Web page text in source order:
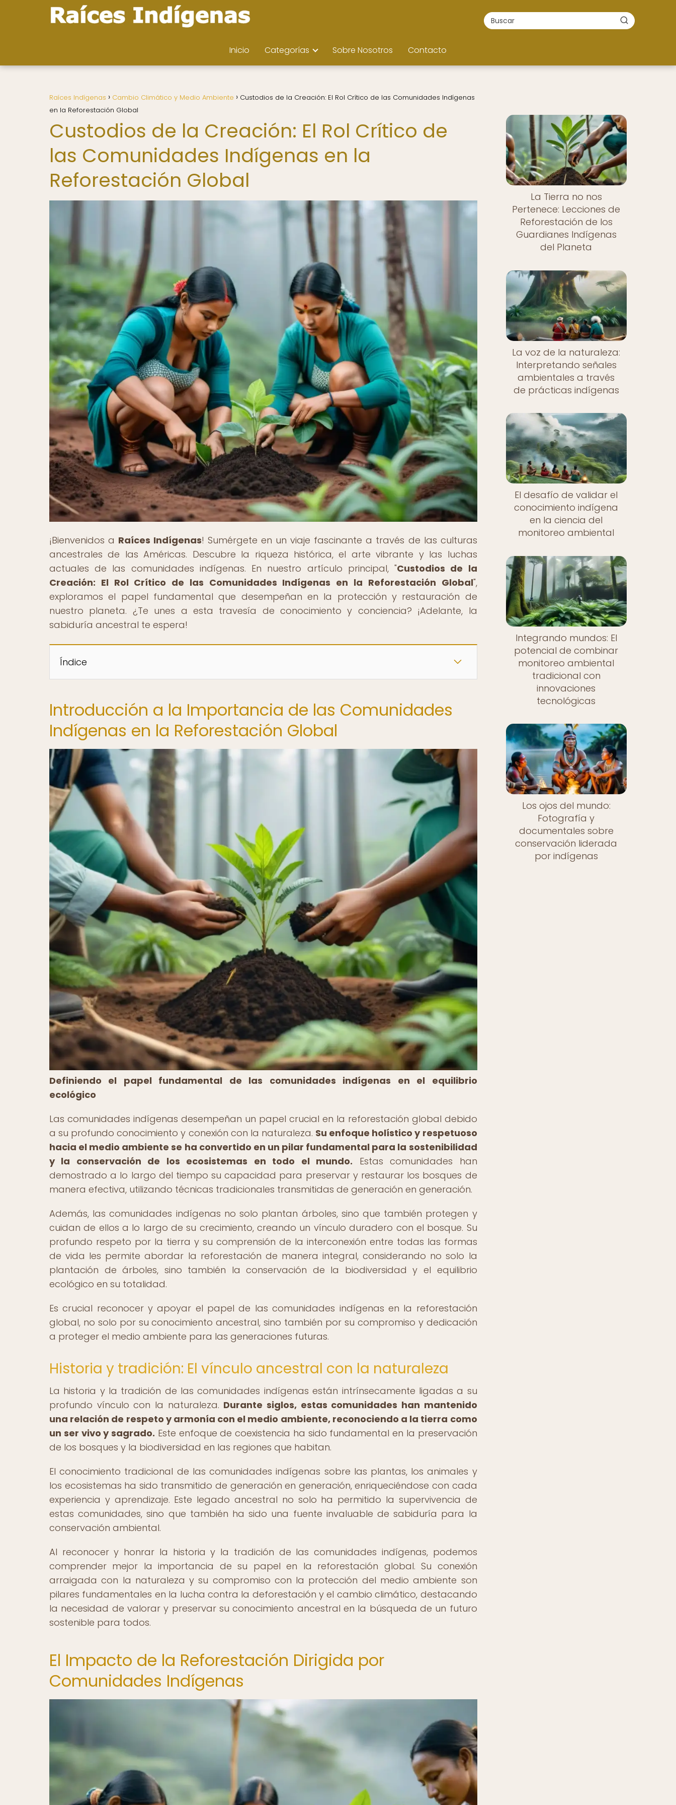
Inicio Categorías Sobre Nosotros Contacto
Raíces Indígenas Cambio Climático y Medio Ambiente
Custodios de la Creación: El Rol Crítico de las Comunidades Indígenas
en la Reforestación Global
Custodios de la Creación: El Rol Crítico de
las Comunidades Indígenas en la
Reforestación Global
¡Bienvenidos a Raíces Indígenas! Sumérgete en un viaje fascinante a través de las culturas
ancestrales de las Américas. Descubre la riqueza histórica, el arte vibrante y las luchas
actuales de las comunidades indígenas. En nuestro artículo principal, "Custodios de la
Creación: El Rol Crítico de las Comunidades Indígenas en la Reforestación Global",
exploramos el papel fundamental que desempeñan en la protección y restauración de
nuestro planeta. ¿Te unes a esta travesía de conocimiento y conciencia? ¡Adelante, la
sabiduría ancestral te espera!
Índice
Introducción a la Importancia de las Comunidades
Indígenas en la Reforestación Global
Definiendo el papel fundamental de las comunidades indígenas en el equilibrio
ecológico
Las comunidades indígenas desempeñan un papel crucial en la reforestación global debido
a su profundo conocimiento y conexión con la naturaleza. Su enfoque holístico y respetuoso
hacia el medio ambiente se ha convertido en un pilar fundamental para la sostenibilidad
y la conservación de los ecosistemas en todo el mundo. Estas comunidades han
demostrado a lo largo del tiempo su capacidad para preservar y restaurar los bosques de
manera efectiva, utilizando técnicas tradicionales transmitidas de generación en generación.
Además, las comunidades indígenas no solo plantan árboles, sino que también protegen y
cuidan de ellos a lo largo de su crecimiento, creando un vínculo duradero con el bosque. Su
profundo respeto por la tierra y su comprensión de la interconexión entre todas las formas
de vida les permite abordar la reforestación de manera integral, considerando no solo la
plantación de árboles, sino también la conservación de la biodiversidad y el equilibrio
ecológico en su totalidad.
Es crucial reconocer y apoyar el papel de las comunidades indígenas en la reforestación
global, no solo por su conocimiento ancestral, sino también por su compromiso y dedicación
a proteger el medio ambiente para las generaciones futuras.
Historia y tradición: El vínculo ancestral con la naturaleza
La historia y la tradición de las comunidades indígenas están intrínsecamente ligadas a su
profundo vínculo con la naturaleza. Durante siglos, estas comunidades han mantenido
una relación de respeto y armonía con el medio ambiente, reconociendo a la tierra como
un ser vivo y sagrado. Este enfoque de coexistencia ha sido fundamental en la preservación
de los bosques y la biodiversidad en las regiones que habitan.
El conocimiento tradicional de las comunidades indígenas sobre las plantas, los animales y
los ecosistemas ha sido transmitido de generación en generación, enriqueciéndose con cada
experiencia y aprendizaje. Este legado ancestral no solo ha permitido la supervivencia de
estas comunidades, sino que también ha sido una fuente invaluable de sabiduría para la
conservación ambiental.
Al reconocer y honrar la historia y la tradición de las comunidades indígenas, podemos
comprender mejor la importancia de su papel en la reforestación global. Su conexión
arraigada con la naturaleza y su compromiso con la protección del medio ambiente son
pilares fundamentales en la lucha contra la deforestación y el cambio climático, destacando
la necesidad de valorar y preservar su conocimiento ancestral en la búsqueda de un futuro
sostenible para todos.
El Impacto de la Reforestación Dirigida por
Comunidades Indígenas
La Tierra no nos
Pertenece: Lecciones de
Reforestación de los
Guardianes Indígenas
del Planeta
La voz de la naturaleza:
Interpretando señales
ambientales a través
de prácticas indígenas
El desafío de validar el
conocimiento indígena
en la ciencia del
monitoreo ambiental
Integrando mundos: El
potencial de combinar
monitoreo ambiental
tradicional con
innovaciones
tecnológicas
Los ojos del mundo:
Fotografía y
documentales sobre
conservación liderada
por indígenas